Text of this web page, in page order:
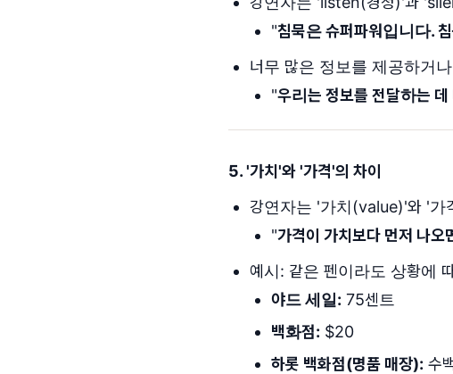
"침묵은 슈퍼파워입니다.
너무 많은 정보를 제공하거
"우리는 정보를 전달하는
5. '가치'와 '가격'의 차이
강연자는 '가치(value)'와 '가
"가격이 가치보다 먼저 나오
예시: 같은 펜이라도 상황에
야드 세일: 75센트
백화점: $20
하롯 백화점(명품 매장): 수